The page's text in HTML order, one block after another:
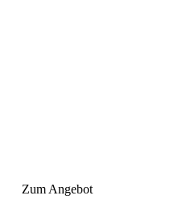
Zum Angebot